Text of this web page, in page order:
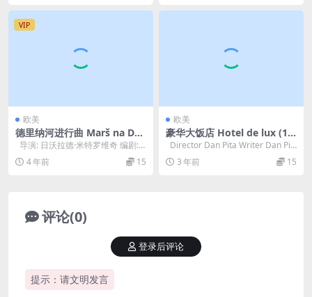
VIP
欧美
德里纳河进行曲 Marš na Dri
nu (1964)
导演: 日沃拉德·米特罗维奇 编剧: A
rsen Diklic /...
4 年前 15
欧美
豪华大饭店 Hotel de lux (19
92)
Director Dan Pita Writer Dan Pit
a...
3 年前 15
评论(0)
提示：请文明发言
登录后评论